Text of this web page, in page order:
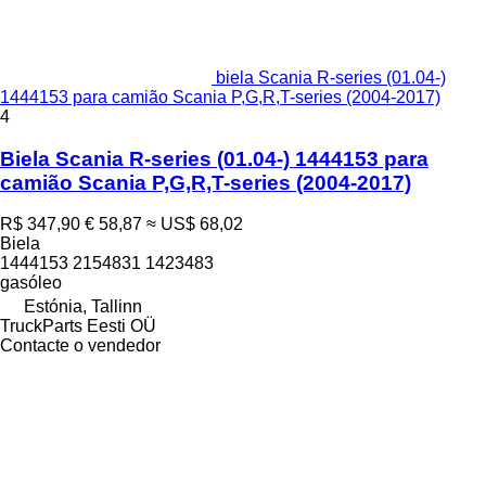
biela Scania R-series (01.04-)
1444153 para camião Scania P,G,R,T-series (2004-2017)
4
Biela Scania R-series (01.04-) 1444153 para
camião Scania P,G,R,T-series (2004-2017)
R$ 347,90 € 58,87 ≈ US$ 68,02
Biela
1444153 2154831 1423483
gasóleo
Estónia, Tallinn
TruckParts Eesti OÜ
Contacte o vendedor